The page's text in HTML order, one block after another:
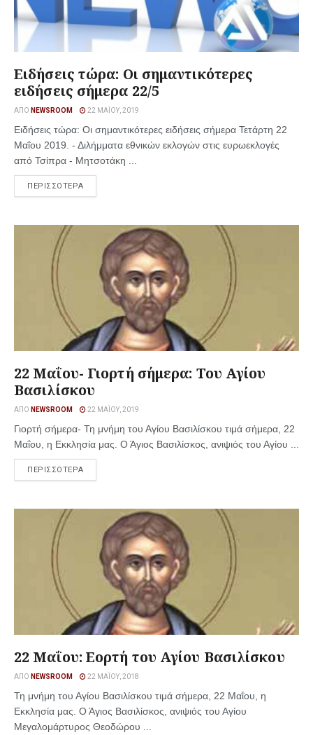
Ειδήσεις τώρα: Οι σημαντικότερες
ειδήσεις σήμερα 22/5
ΑΠΌ NEWSROOM 22 ΜΑΪ́ΟΥ, 2019
Ειδήσεις τώρα: Οι σημαντικότερες ειδήσεις σήμερα Τετάρτη 22
Μαΐου 2019. - Διλήμματα εθνικών εκλογών στις ευρωεκλογές
από Τσίπρα - Μητσοτάκη ...
ΠΕΡΙΣΣΟΤΕΡΑ
22 Μαΐου- Γιορτή σήμερα: Του Αγίου
Βασιλίσκου
ΑΠΌ NEWSROOM 22 ΜΑΪ́ΟΥ, 2019
Γιορτή σήμερα- Τη μνήμη του Αγίου Βασιλίσκου τιμά σήμερα, 22
Μαΐου, η Εκκλησία μας. Ο Άγιος Βασιλίσκος, ανιψιός του Αγίου ...
ΠΕΡΙΣΣΟΤΕΡΑ
22 Μαΐου: Εορτή του Αγίου Βασιλίσκου
ΑΠΌ NEWSROOM 22 ΜΑΪ́ΟΥ, 2018
Τη μνήμη του Αγίου Βασιλίσκου τιμά σήμερα, 22 Μαΐου, η
Εκκλησία μας. Ο Άγιος Βασιλίσκος, ανιψιός του Αγίου
Μεγαλομάρτυρος Θεοδώρου ...